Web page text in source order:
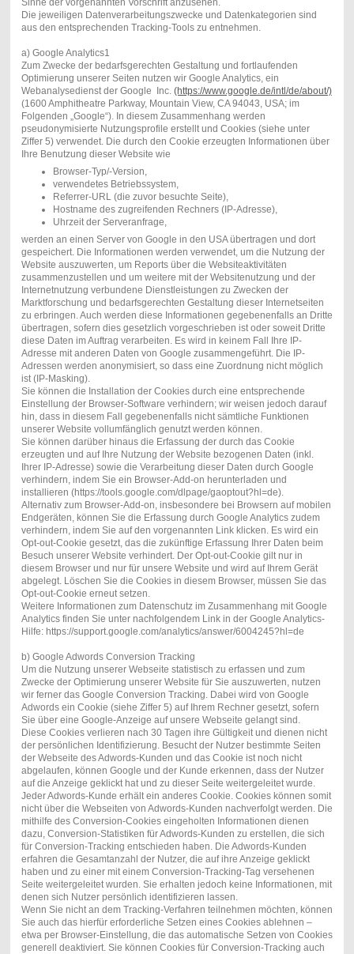
Sinne der vorgenannten Vorschrift anzusehen.
Die jeweiligen Datenverarbeitungszwecke und Datenkategorien sind
aus den entsprechenden Tracking-Tools zu entnehmen.
a) Google Analytics1
Zum Zwecke der bedarfsgerechten Gestaltung und fortlaufenden
Optimierung unserer Seiten nutzen wir Google Analytics, ein
Webanalysedienst der Google Inc. (https://www.google.de/intl/de/about/)
(1600 Amphitheatre Parkway, Mountain View, CA 94043, USA; im
Folgenden „Google“). In diesem Zusammenhang werden
pseudonymisierte Nutzungsprofile erstellt und Cookies (siehe unter
Ziffer 5) verwendet. Die durch den Cookie erzeugten Informationen über
Ihre Benutzung dieser Website wie
Browser-Typ/-Version,
verwendetes Betriebssystem,
Referrer-URL (die zuvor besuchte Seite),
Hostname des zugreifenden Rechners (IP-Adresse),
Uhrzeit der Serveranfrage,
werden an einen Server von Google in den USA übertragen und dort
gespeichert. Die Informationen werden verwendet, um die Nutzung der
Website auszuwerten, um Reports über die Websiteaktivitäten
zusammenzustellen und um weitere mit der Websitenutzung und der
Internetnutzung verbundene Dienstleistungen zu Zwecken der
Marktforschung und bedarfsgerechten Gestaltung dieser Internetseiten
zu erbringen. Auch werden diese Informationen gegebenenfalls an Dritte
übertragen, sofern dies gesetzlich vorgeschrieben ist oder soweit Dritte
diese Daten im Auftrag verarbeiten. Es wird in keinem Fall Ihre IP-
Adresse mit anderen Daten von Google zusammengeführt. Die IP-
Adressen werden anonymisiert, so dass eine Zuordnung nicht möglich
ist (IP-Masking).
Sie können die Installation der Cookies durch eine entsprechende
Einstellung der Browser-Software verhindern; wir weisen jedoch darauf
hin, dass in diesem Fall gegebenenfalls nicht sämtliche Funktionen
unserer Website vollumfänglich genutzt werden können.
Sie können darüber hinaus die Erfassung der durch das Cookie
erzeugten und auf Ihre Nutzung der Website bezogenen Daten (inkl.
Ihrer IP-Adresse) sowie die Verarbeitung dieser Daten durch Google
verhindern, indem Sie ein Browser-Add-on herunterladen und
installieren (https://tools.google.com/dlpage/gaoptout?hl=de).
Alternativ zum Browser-Add-on, insbesondere bei Browsern auf mobilen
Endgeräten, können Sie die Erfassung durch Google Analytics zudem
verhindern, indem Sie auf den vorgenannten Link klicken. Es wird ein
Opt-out-Cookie gesetzt, das die zukünftige Erfassung Ihrer Daten beim
Besuch unserer Website verhindert. Der Opt-out-Cookie gilt nur in
diesem Browser und nur für unsere Website und wird auf Ihrem Gerät
abgelegt. Löschen Sie die Cookies in diesem Browser, müssen Sie das
Opt-out-Cookie erneut setzen.
Weitere Informationen zum Datenschutz im Zusammenhang mit Google
Analytics finden Sie unter nachfolgendem Link in der Google Analytics-
Hilfe: https://support.google.com/analytics/answer/6004245?hl=de
b) Google Adwords Conversion Tracking
Um die Nutzung unserer Webseite statistisch zu erfassen und zum
Zwecke der Optimierung unserer Website für Sie auszuwerten, nutzen
wir ferner das Google Conversion Tracking. Dabei wird von Google
Adwords ein Cookie (siehe Ziffer 5) auf Ihrem Rechner gesetzt, sofern
Sie über eine Google-Anzeige auf unsere Webseite gelangt sind.
Diese Cookies verlieren nach 30 Tagen ihre Gültigkeit und dienen nicht
der persönlichen Identifizierung. Besucht der Nutzer bestimmte Seiten
der Webseite des Adwords-Kunden und das Cookie ist noch nicht
abgelaufen, können Google und der Kunde erkennen, dass der Nutzer
auf die Anzeige geklickt hat und zu dieser Seite weitergeleitet wurde.
Jeder Adwords-Kunde erhält ein anderes Cookie. Cookies können somit
nicht über die Webseiten von Adwords-Kunden nachverfolgt werden. Die
mithilfe des Conversion-Cookies eingeholten Informationen dienen
dazu, Conversion-Statistiken für Adwords-Kunden zu erstellen, die sich
für Conversion-Tracking entschieden haben. Die Adwords-Kunden
erfahren die Gesamtanzahl der Nutzer, die auf ihre Anzeige geklickt
haben und zu einer mit einem Conversion-Tracking-Tag versehenen
Seite weitergeleitet wurden. Sie erhalten jedoch keine Informationen, mit
denen sich Nutzer persönlich identifizieren lassen.
Wenn Sie nicht an dem Tracking-Verfahren teilnehmen möchten, können
Sie auch das hierfür erforderliche Setzen eines Cookies ablehnen –
etwa per Browser-Einstellung, die das automatische Setzen von Cookies
generell deaktiviert. Sie können Cookies für Conversion-Tracking auch